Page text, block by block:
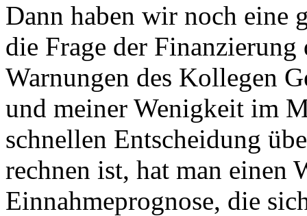
Dann haben wir noch eine
die Frage der
Warnungen des Kollegen
und meiner Wenigkeit im
schnellen Entscheidung
rechnen ist, hat man einen
Einnahmeprognose, die